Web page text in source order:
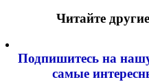
Читайте
Подпишитесь на
самые